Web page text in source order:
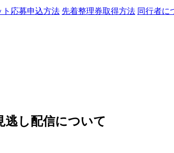
ト応募申込方法 先着整理券取得方法 同行者に
し配信について